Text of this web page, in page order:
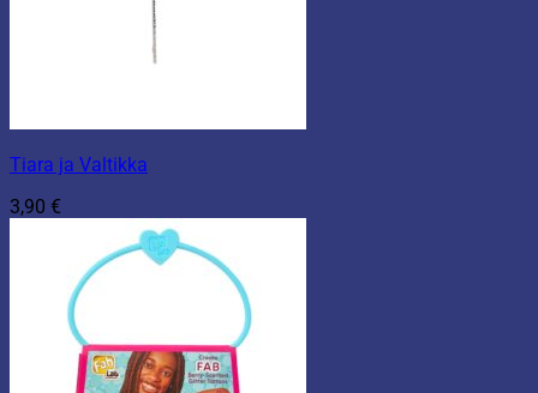
Tiara ja Valtikka
3,90 €